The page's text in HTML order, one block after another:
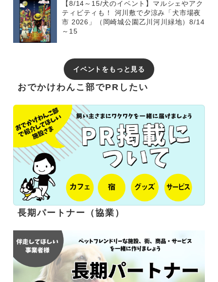
【8/14～15/犬のイベント】マルシェやアク
ティビティも！ 河川敷で夕涼み「犬市場夜
市 2026」（岡崎城公園乙川河川緑地）8/14
～15
イベントをもっと見る
おでかけわんこ部でPRしたい
長期パートナー（協業）